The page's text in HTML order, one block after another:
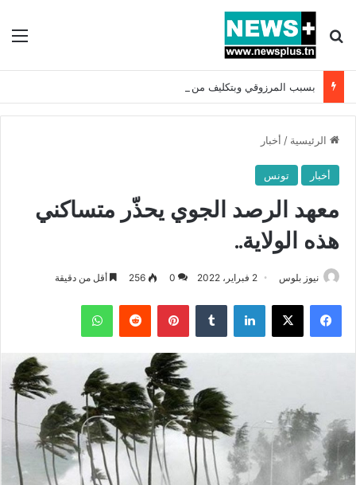
بحث عن
الرئيسية / أخبار
أخبار تونس
معهد الرصد الجوي يحذّر متساكني
هذه الولاية..
نيوز بلوس 2 فبراير، 2022 0
256 أقل من دقيقة
فيسبوك X لينكدإن بينتيريست واتساب